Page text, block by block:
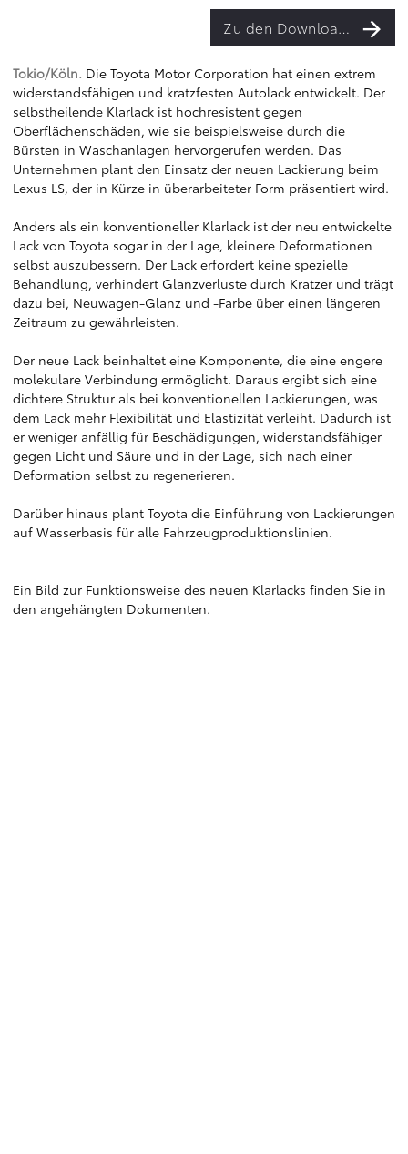
Zu den Downloads
Tokio/Köln. Die Toyota Motor Corporation hat einen extrem
widerstandsfähigen und kratzfesten Autolack entwickelt. Der
selbstheilende Klarlack ist hochresistent gegen
Oberflächenschäden, wie sie beispielsweise durch die
Bürsten in Waschanlagen hervorgerufen werden. Das
Unternehmen plant den Einsatz der neuen Lackierung beim
Lexus LS, der in Kürze in überarbeiteter Form präsentiert wird.
Anders als ein konventioneller Klarlack ist der neu entwickelte
Lack von Toyota sogar in der Lage, kleinere Deformationen
selbst auszubessern. Der Lack erfordert keine spezielle
Behandlung, verhindert Glanzverluste durch Kratzer und trägt
dazu bei, Neuwagen-Glanz und -Farbe über einen längeren
Zeitraum zu gewährleisten.
Der neue Lack beinhaltet eine Komponente, die eine engere
molekulare Verbindung ermöglicht. Daraus ergibt sich eine
dichtere Struktur als bei konventionellen Lackierungen, was
dem Lack mehr Flexibilität und Elastizität verleiht. Dadurch ist
er weniger anfällig für Beschädigungen, widerstandsfähiger
gegen Licht und Säure und in der Lage, sich nach einer
Deformation selbst zu regenerieren.
Darüber hinaus plant Toyota die Einführung von Lackierungen
auf Wasserbasis für alle Fahrzeugproduktionslinien.
Ein Bild zur Funktionsweise des neuen Klarlacks finden Sie in
den angehängten Dokumenten.